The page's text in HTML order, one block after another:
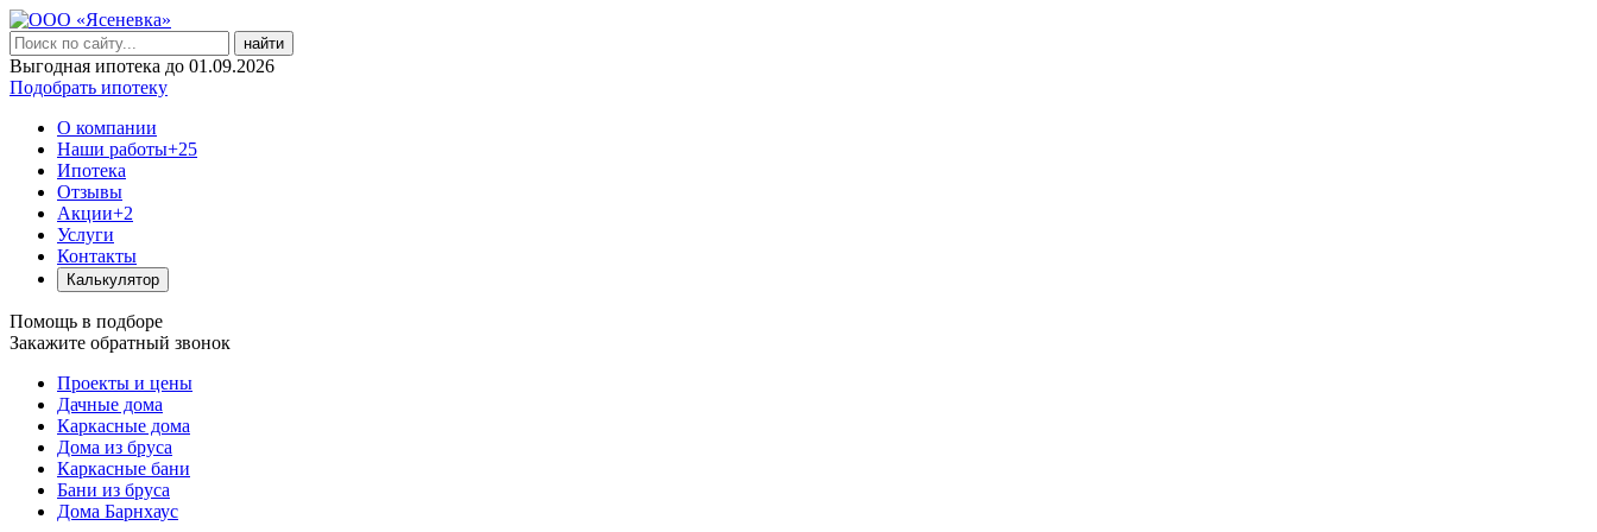
найти
Выгодная ипотека до 01.09.2026
Подобрать ипотеку
О компании
Наши работы+25
Ипотека
Отзывы
Акции+2
Услуги
Контакты
Калькулятор
Помощь в подборе
Закажите обратный звонок
Проекты и цены
Дачные дома
Каркасные дома
Дома из бруса
Каркасные бани
Бани из бруса
Дома Барнхаус